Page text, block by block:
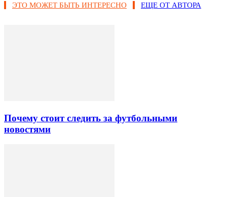
ЭТО МОЖЕТ БЫТЬ ИНТЕРЕСНО ЕЩЕ ОТ АВТОРА
Почему стоит следить за футбольными
новостями